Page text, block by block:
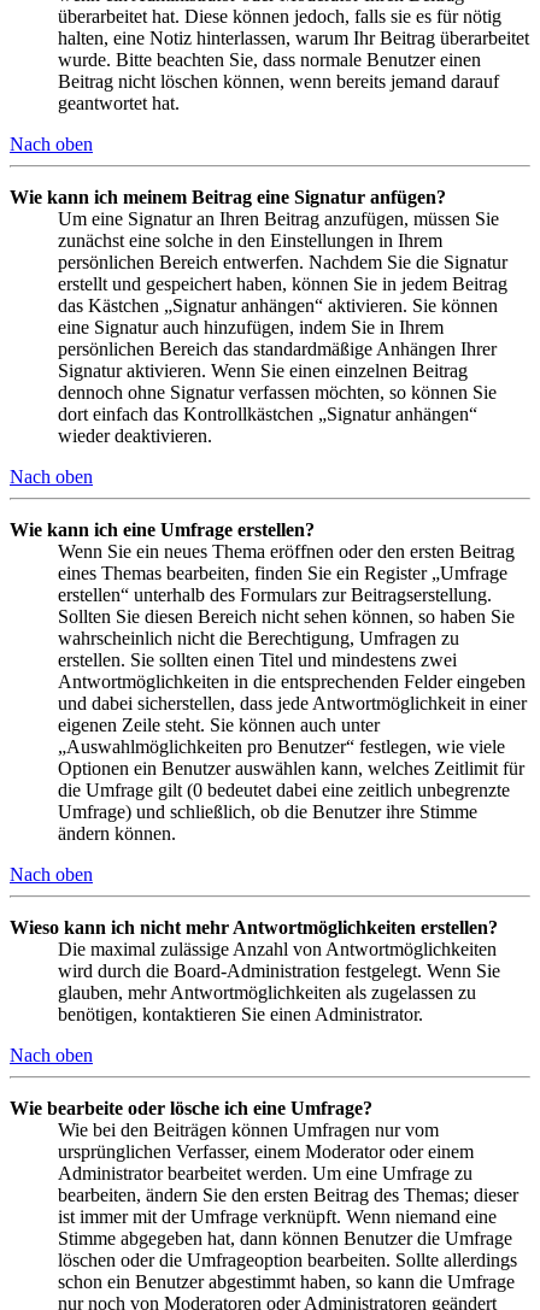
überarbeitet hat. Diese können jedoch, falls sie es für nötig
halten, eine Notiz hinterlassen, warum Ihr Beitrag überarbeitet
wurde. Bitte beachten Sie, dass normale Benutzer einen
Beitrag nicht löschen können, wenn bereits jemand darauf
geantwortet hat.
Nach oben
Wie kann ich meinem Beitrag eine Signatur anfügen?
Um eine Signatur an Ihren Beitrag anzufügen, müssen Sie
zunächst eine solche in den Einstellungen in Ihrem
persönlichen Bereich entwerfen. Nachdem Sie die Signatur
erstellt und gespeichert haben, können Sie in jedem Beitrag
das Kästchen „Signatur anhängen“ aktivieren. Sie können
eine Signatur auch hinzufügen, indem Sie in Ihrem
persönlichen Bereich das standardmäßige Anhängen Ihrer
Signatur aktivieren. Wenn Sie einen einzelnen Beitrag
dennoch ohne Signatur verfassen möchten, so können Sie
dort einfach das Kontrollkästchen „Signatur anhängen“
wieder deaktivieren.
Nach oben
Wie kann ich eine Umfrage erstellen?
Wenn Sie ein neues Thema eröffnen oder den ersten Beitrag
eines Themas bearbeiten, finden Sie ein Register „Umfrage
erstellen“ unterhalb des Formulars zur Beitragserstellung.
Sollten Sie diesen Bereich nicht sehen können, so haben Sie
wahrscheinlich nicht die Berechtigung, Umfragen zu
erstellen. Sie sollten einen Titel und mindestens zwei
Antwortmöglichkeiten in die entsprechenden Felder eingeben
und dabei sicherstellen, dass jede Antwortmöglichkeit in einer
eigenen Zeile steht. Sie können auch unter
„Auswahlmöglichkeiten pro Benutzer“ festlegen, wie viele
Optionen ein Benutzer auswählen kann, welches Zeitlimit für
die Umfrage gilt (0 bedeutet dabei eine zeitlich unbegrenzte
Umfrage) und schließlich, ob die Benutzer ihre Stimme
ändern können.
Nach oben
Wieso kann ich nicht mehr Antwortmöglichkeiten erstellen?
Die maximal zulässige Anzahl von Antwortmöglichkeiten
wird durch die Board-Administration festgelegt. Wenn Sie
glauben, mehr Antwortmöglichkeiten als zugelassen zu
benötigen, kontaktieren Sie einen Administrator.
Nach oben
Wie bearbeite oder lösche ich eine Umfrage?
Wie bei den Beiträgen können Umfragen nur vom
ursprünglichen Verfasser, einem Moderator oder einem
Administrator bearbeitet werden. Um eine Umfrage zu
bearbeiten, ändern Sie den ersten Beitrag des Themas; dieser
ist immer mit der Umfrage verknüpft. Wenn niemand eine
Stimme abgegeben hat, dann können Benutzer die Umfrage
löschen oder die Umfrageoption bearbeiten. Sollte allerdings
schon ein Benutzer abgestimmt haben, so kann die Umfrage
nur noch von Moderatoren oder Administratoren geändert